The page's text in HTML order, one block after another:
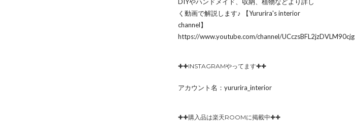
く動画で解説します♪ 【Yururira's interior
channel】
https://www.youtube.com/channel/
✚✚INSTAGRAMやってます✚✚
アカウント名：yururira_interior
✚✚購入品は楽天ROOMに掲載中✚✚